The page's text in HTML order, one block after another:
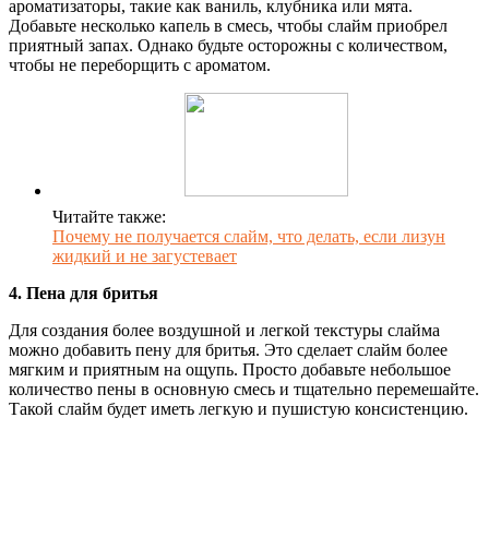
ароматизаторы, такие как ваниль, клубника или мята.
Добавьте несколько капель в смесь, чтобы слайм приобрел
приятный запах. Однако будьте осторожны с количеством,
чтобы не переборщить с ароматом.
Читайте также:
Почему не получается слайм, что делать, если лизун
жидкий и не загустевает
4. Пена для бритья
Для создания более воздушной и легкой текстуры слайма
можно добавить пену для бритья. Это сделает слайм более
мягким и приятным на ощупь. Просто добавьте небольшое
количество пены в основную смесь и тщательно перемешайте.
Такой слайм будет иметь легкую и пушистую консистенцию.